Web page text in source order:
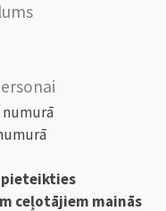
numurā
pieteikties
ceļotājiem mainās